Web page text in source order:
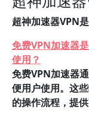
超神加速器VPN
免费VPN加速器
使用？
免费VPN加速器
便用户使用。这
的操作流程，提